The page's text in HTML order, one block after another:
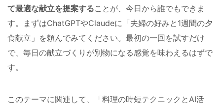
て最適な献立を提案することが、今日から誰でもできま
す。まずはChatGPTやClaudeに「夫婦の好みと1週間の夕
食献立」を頼んでみてください。最初の一回を試すだけ
で、毎日の献立づくりが別物になる感覚を味わえるはずで
す。
このテーマに関連して、「料理の時短テクニックとAI活